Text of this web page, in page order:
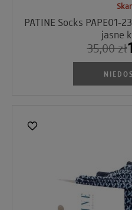
PATINE Socks PAPE01-
jasne
35,00 zł